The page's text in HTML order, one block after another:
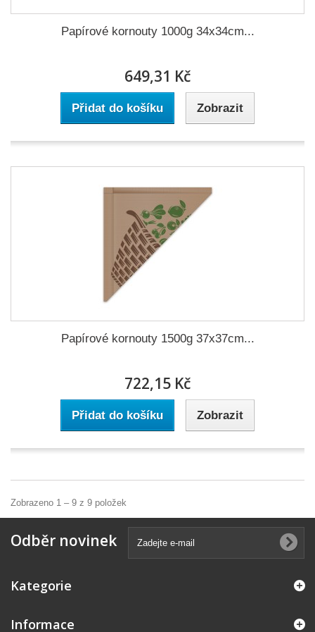
Papírové kornouty 1000g 34x34cm...
649,31 Kč
Přidat do košíku Zobrazit
Papírové kornouty 1500g 37x37cm...
722,15 Kč
Přidat do košíku Zobrazit
Zobrazeno 1 – 9 z 9 položek
Odběr novinek
Kategorie
Informace